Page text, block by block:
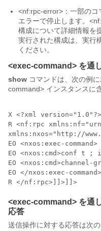
<nf:rpc-error>：一部のコ
エラーで停止します。
構成について詳細情報を
実行された構成は、実行
ください。
<exec-command> を通
show コマンドは、次の例
command> インスタンスに
X <?xml version="1.0"?>
R <nf:rpc
xmlns:nxos="http://
EO <nxos:exec-command>
EO <nxos:cmd>conf t ;
EO
EO </nxos:exec-command>
R </nf:rpc>]]>]]>
<exec-command> を通
応答
送信操作に対する応答は次の